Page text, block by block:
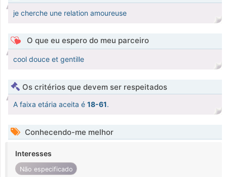
je cherche une relation amoureuse
O que eu espero do meu parceiro
cool douce et gentille
Os critérios que devem ser respeitados
A faixa etária aceita é 18-61.
Conhecendo-me melhor
Interesses
Não especificado